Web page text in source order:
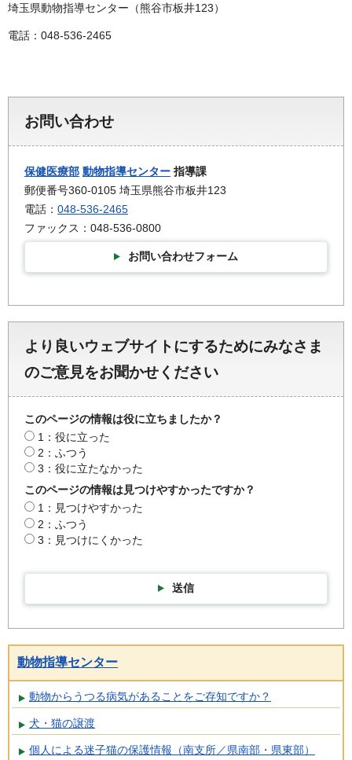
埼玉県動物指導センター（熊谷市板井123）
電話：048-536-2465
お問い合わせ
保健医療部 動物指導センター 指導課
郵便番号360-0105 埼玉県熊谷市板井123
電話： 048-536-2465
ファックス：048-536-0800
お問い合わせフォーム
より良いウェブサイトにするためにみなさま
のご意見をお聞かせください
このページの情報は役に立ちましたか？
1：役に立った
2：ふつう
3：役に立たなかった
このページの情報は見つけやすかったですか？
1：見つけやすかった
2：ふつう
3：見つけにくかった
送信
動物指導センター
動物からうつる病気があることをご存知ですか？
犬・猫の譲渡
個人による迷子猫の保護情報（南支所／県南部・県東部）